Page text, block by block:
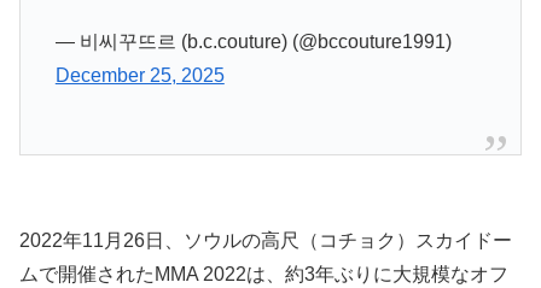
— 비씨꾸뜨르 (b.c.couture) (@bccouture1991)
December 25, 2025
2022年11月26日、ソウルの高尺（コチョク）スカイドー
ムで開催されたMMA 2022は、約3年ぶりに大規模なオフ